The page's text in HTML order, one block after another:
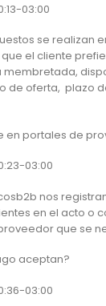
03:00
se realizan
el cliente
de oferta, plazo
en portales de
03:00
nos
en el acto o
que se
aceptan?
03:00